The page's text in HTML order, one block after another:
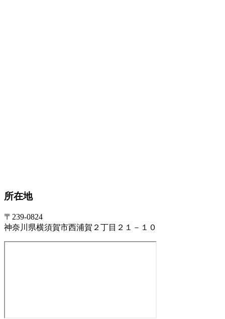
所在地
〒239-0824
神奈川県横須賀市西浦賀２丁目２１－１０